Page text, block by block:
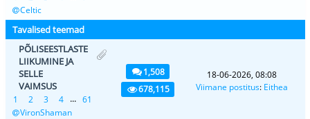
Celtic
Tavalised teemad
PÕLISEESTLASTE
LIIKUMINE JA
SELLE
VAIMSUS
1 2 3 4 ... 61
VironShaman
1,508
678,115
18-06-2026, 08:08
Viimane postitus: Eithea